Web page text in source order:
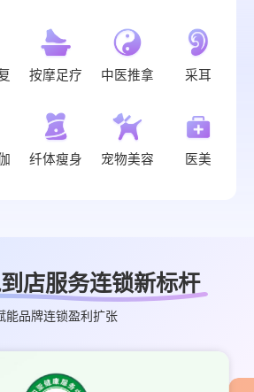
按摩足疗 中医推拿 采耳
纤体瘦身 宠物美容 医美
店服务连锁新标杆
能品牌连锁盈利扩张